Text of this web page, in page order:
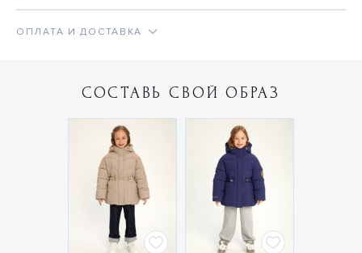
ОПЛАТА И ДОСТАВКА
СОСТАВЬ СВОЙ ОБРАЗ